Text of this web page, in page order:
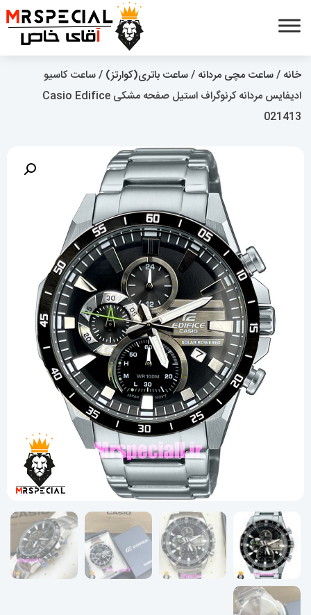
خانه /ساعت مچی مردانه /ساعت باتری(کوارتز) / ساعت کاسیو
ادیفایس مردانه کرنوگراف استیل صفحه مشکی Casio Edifice
021413